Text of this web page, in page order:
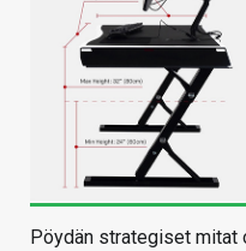
Pöydän strategiset mitat